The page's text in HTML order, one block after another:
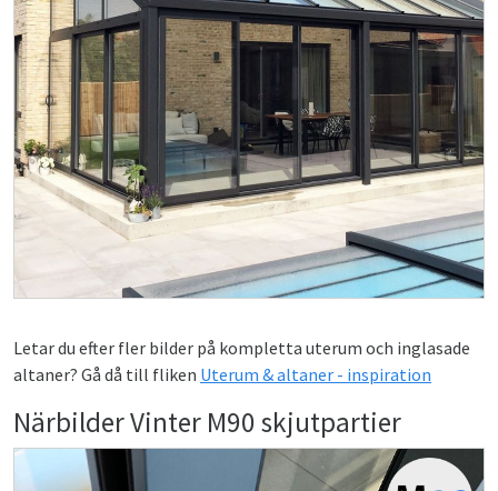
Letar du efter fler bilder på kompletta uterum och inglasade
altaner? Gå då till fliken Uterum & altaner - inspiration
Närbilder Vinter M90 skjutpartier